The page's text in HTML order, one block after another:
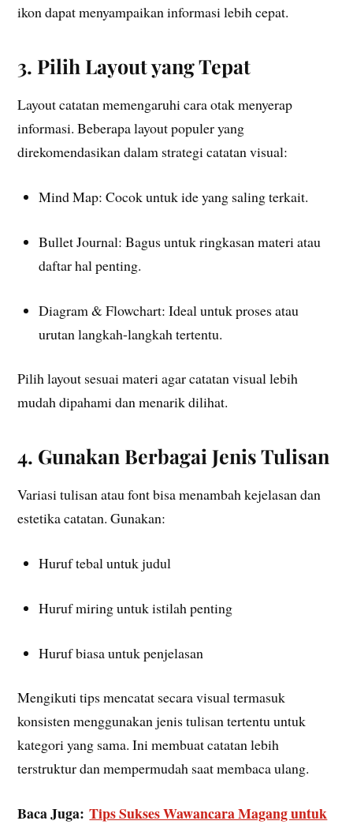
ikon dapat menyampaikan informasi lebih cepat.
3. Pilih Layout yang Tepat
Layout catatan memengaruhi cara otak menyerap
informasi. Beberapa layout populer yang
direkomendasikan dalam strategi catatan visual:
Mind Map: Cocok untuk ide yang saling terkait.
Bullet Journal: Bagus untuk ringkasan materi atau
daftar hal penting.
Diagram & Flowchart: Ideal untuk proses atau
urutan langkah-langkah tertentu.
Pilih layout sesuai materi agar catatan visual lebih
mudah dipahami dan menarik dilihat.
4. Gunakan Berbagai Jenis Tulisan
Variasi tulisan atau font bisa menambah kejelasan dan
estetika catatan. Gunakan:
Huruf tebal untuk judul
Huruf miring untuk istilah penting
Huruf biasa untuk penjelasan
Mengikuti tips mencatat secara visual termasuk
konsisten menggunakan jenis tulisan tertentu untuk
kategori yang sama. Ini membuat catatan lebih
terstruktur dan mempermudah saat membaca ulang.
Baca Juga:Tips Sukses Wawancara Magang untuk